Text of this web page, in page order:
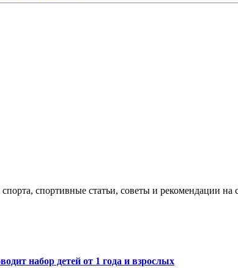
спортивные статьи, советы и рекомендации на
набор детей от 1 года и взрослых